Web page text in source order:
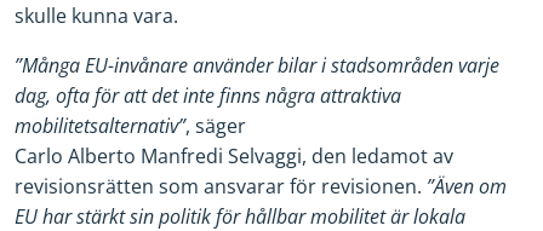
skulle kunna vara.
”Många EU-invånare använder bilar i stadsområden varje
dag, ofta för att det inte finns några attraktiva
mobilitetsalternativ”, säger
Carlo Alberto Manfredi Selvaggi, den ledamot av
revisionsrätten som ansvarar för revisionen. ”Även om
EU har stärkt sin politik för hållbar mobilitet är lokala